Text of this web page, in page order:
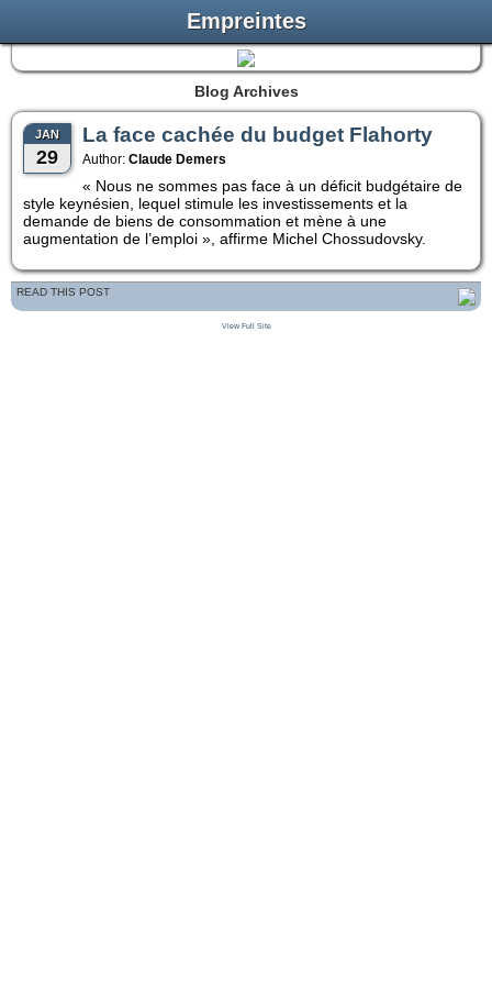
Empreintes
Blog Archives
JAN
29
La face cachée du budget Flahorty
Author: Claude Demers
« Nous ne sommes pas face à un déficit budgétaire de
style keynésien, lequel stimule les investissements et la
demande de biens de consommation et mène à une
augmentation de l’emploi », affirme Michel Chossudovsky.
READ THIS POST
View Full Site